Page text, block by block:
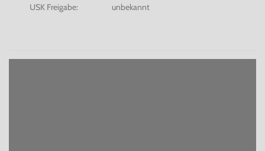
USK Freigabe:
unbekannt